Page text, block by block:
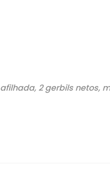
2 gerbils netos,